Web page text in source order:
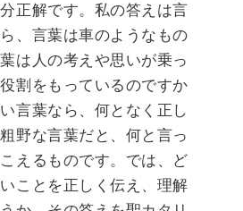
正解です。私の答えは言
、言葉は車のようなもの
は人の考えや思いが乗っ
割をもっているのですか
言葉なら、何となく正し
野な言葉だと、何と言っ
えるものです。では、ど
ことを正しく伝え、理解